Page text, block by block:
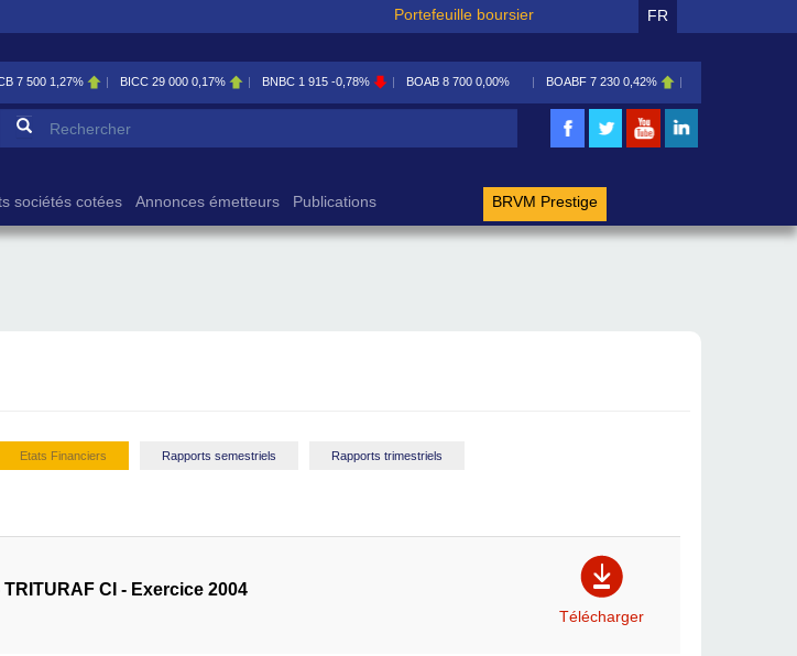
Portefeuille boursier FR
7 500 1,27% BICC 29 000 0,17% BNBC 1 915 -0,78% BOAB 8 700 0,00% BOABF 7 230 0,42%
Formulaire de recherche
sociétés cotées Annonces émetteurs Publications BRVM Prestige
Etats Financiers Rapports semestriels Rapports trimestriels
CI - Exercice 2004
Télécharger